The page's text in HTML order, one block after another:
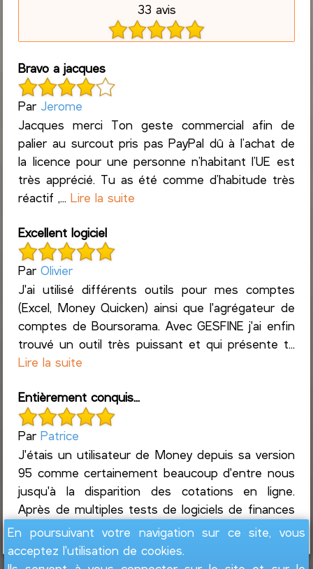
33 avis
Bravo a jacques
Par Jerome
Jacques merci Ton geste commercial afin de
palier au surcout pris pas PayPal dû à l’achat de
la licence pour une personne n’habitant l’UE est
très apprécié. Tu as été comme d’habitude très
réactif ,...Lire la suite
Excellent logiciel
ParOlivier
J'ai utilisé différents outils pour mes comptes
(Excel, Money Quicken) ainsi que l'agrégateur de
comptes de Boursorama. Avec GESFINE j'ai enfin
trouvé un outil très puissant et qui présente t...
Lire la suite
Entièrement conquis...
ParPatrice
J'étais un utilisateur de Money depuis sa version
95 comme certainement beaucoup d'entre nous
jusqu'à la disparition des cotations en ligne.
Après de multiples tests de logiciels de finances
... Lire la suite
En poursuivant votre navigation sur ce site, vous
acceptez l'utilisation de cookies.